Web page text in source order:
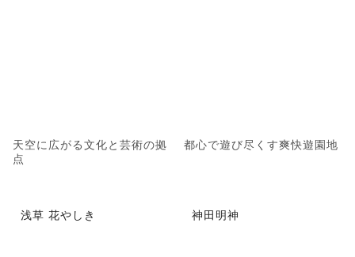
天空に広がる文化と芸術の拠
点
都心で遊び尽くす爽快遊園地
浅草 花やしき 神田明神